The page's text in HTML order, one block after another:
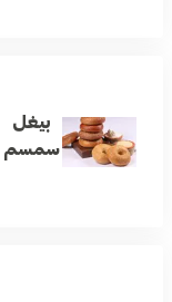
بيغل
سمسم